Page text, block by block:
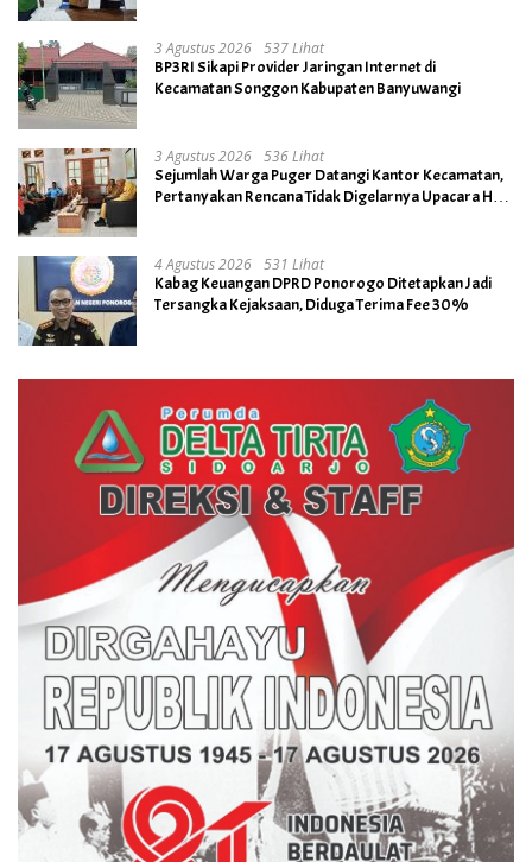
3 Agustus 2026 537 Lihat
BP3RI Sikapi Provider Jaringan Internet di
Kecamatan Songgon Kabupaten Banyuwangi
3 Agustus 2026 536 Lihat
Sejumlah Warga Puger Datangi Kantor Kecamatan,
Pertanyakan Rencana Tidak Digelarnya Upacara HUT
4 Agustus 2026 531 Lihat
Kabag Keuangan DPRD Ponorogo Ditetapkan Jadi
Tersangka Kejaksaan, Diduga Terima Fee 30%